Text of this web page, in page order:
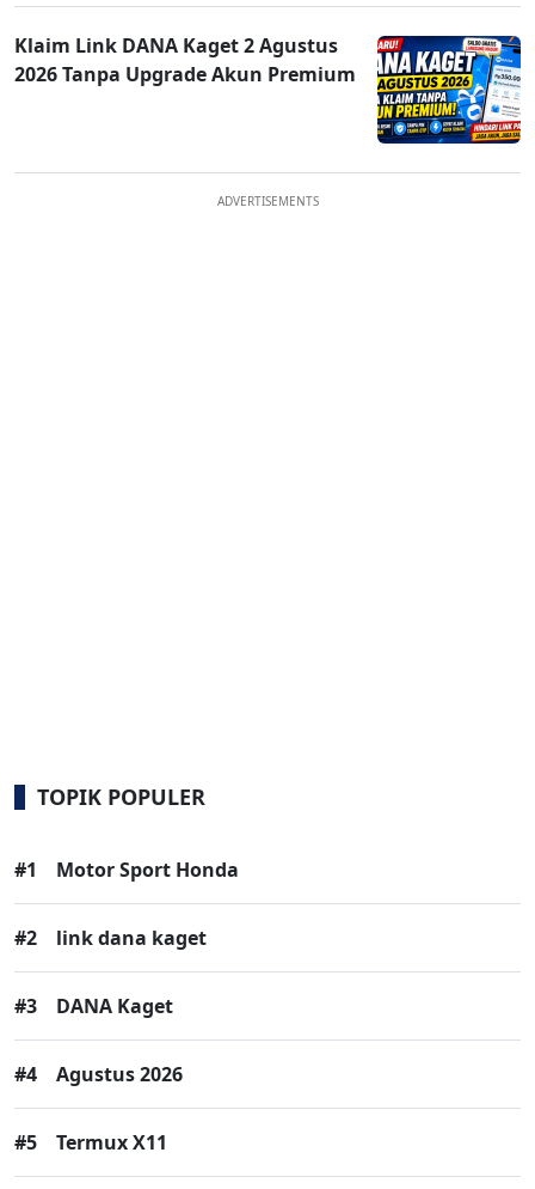
Klaim Link DANA Kaget 2 Agustus
2026 Tanpa Upgrade Akun Premium
ADVERTISEMENTS
TOPIK POPULER
#1 Motor Sport Honda
#2 link dana kaget
#3 DANA Kaget
#4 Agustus 2026
#5 Termux X11